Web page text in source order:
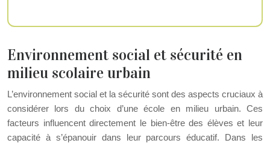
Environnement social et sécurité en
milieu scolaire urbain
L’environnement social et la sécurité sont des aspects cruciaux à
considérer lors du choix d’une école en milieu urbain. Ces
facteurs influencent directement le bien-être des élèves et leur
capacité à s’épanouir dans leur parcours éducatif. Dans les